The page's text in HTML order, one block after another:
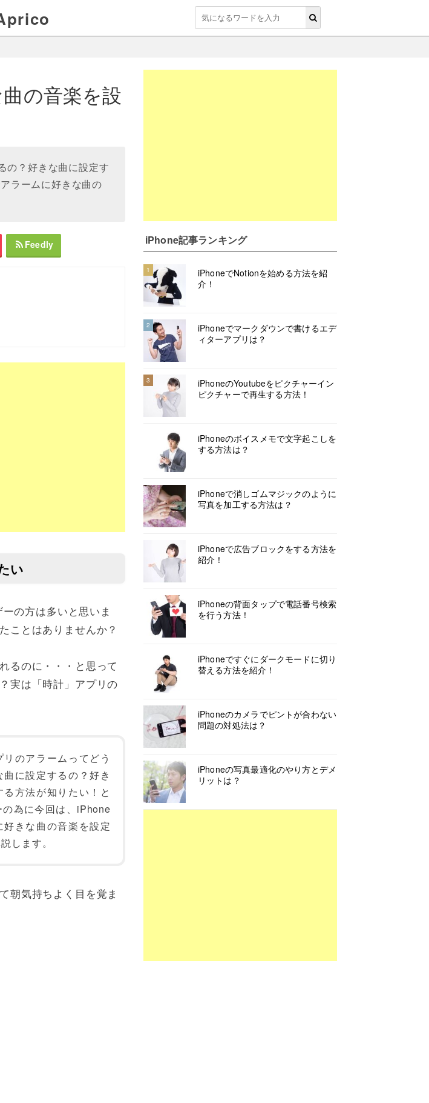
の音楽を設
の？好きな曲に設定す
ラームに好きな曲の
Feedly
い
の方は多いと思いま
ことはありませんか？
るのに・・・と思って
実は「時計」アプリの
リのアラームってどう
に設定するの？好き
方法が知りたい！と
の為に今回は、iPhone
好きな曲の音楽を設定
します。
朝気持ちよく目を覚ま
iPhone記事ランキング
1
iPhoneでNotionを始める方法を紹
介！
2
iPhoneでマークダウンで書けるエデ
ィターアプリは？
3
iPhoneのYoutubeをピクチャーイン
ピクチャーで再生する方法！
iPhoneのボイスメモで文字起こしを
する方法は？
iPhoneで消しゴムマジックのように
写真を加工する方法は？
iPhoneで広告ブロックをする方法を
紹介！
iPhoneの背面タップで電話番号検索
を行う方法！
iPhoneですぐにダークモードに切り
替える方法を紹介！
iPhoneのカメラでピントが合わない
問題の対処法は？
iPhoneの写真最適化のやり方とデメ
リットは？